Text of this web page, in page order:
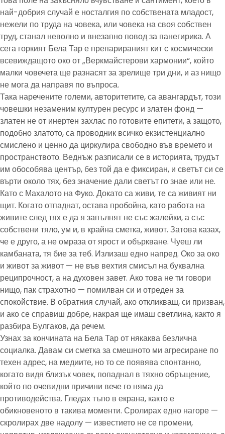
най-добрия случай е носталгия по собствената младост,
нежели по труда на човека, или човека на своя собствен
труд, станал неволно и внезапно повод за панегирика. А
сега горкият Бела Тар е препарираният кит с космически
всевиждащото око от „Веркмайстерови хармонии“, който
малки човечета ще разнасят за зрелище три дни, и аз нищо
не мога да направя по въпроса.
Така наречените големи, авторитетите, са авангардът, този
човешки незаменим културен ресурс и златен фонд —
златен не от инертен захлас по готовите епитети, а защото,
подобно златото, са проводник всичко екзистенциално
смислено и ценно да циркулира свободно във времето и
пространството. Веднъж разписали се в историята, трудът
им обособява център, без той да е фиксиран, и светът си се
върти около тях, без значение дали светът го знае или не.
Като с Махалото на Фуко. Докато са живи, те са живият ни
щит. Когато отпаднат, остава пробойна, като работа на
живите след тях е да я запълнят не със жалейки, а със
собствени тяло, ум и, в крайна сметка, живот. Затова казах,
че е друго, а не омраза от ярост и объркване. Чуеш ли
камбаната, тя бие за теб. Излизаш едно напред. Око за око
и живот за живот — не във вехтия смисъл на буквална
реципрочност, а на духовен завет. Ако това не ти говори
нищо, пак страхотно — помилван си и отреден за
спокойствие. В обратния случай, ако откликваш, си призван,
и ако се справиш добре, накрая ще имаш светлина, както я
разбира Булгаков, да речем.
Узнах за кончината на Бела Тар от някаква безлична
социалка. Давам си сметка за смешното ми агресиране по
техен адрес, на медиите, но то се появява спонтанно,
когато видя близък човек, попаднал в тяхно обръщение,
който по очевидни причини вече го няма да
противодейства. Гледах тъпо в екрана, както е
обикновеното в такива моменти. Сролирах едно нагоре —
скролирах две надолу — известието не се промени,